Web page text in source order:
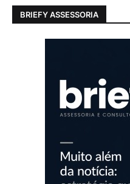
BRIEFY ASSESSORIA